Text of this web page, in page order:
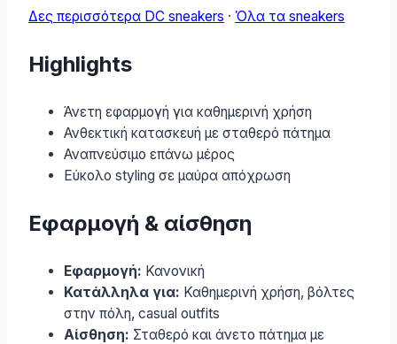
Δες περισσότερα DC sneakers · Όλα τα sneakers
Highlights
Άνετη εφαρμογή για καθημερινή χρήση
Ανθεκτική κατασκευή με σταθερό πάτημα
Αναπνεύσιμο επάνω μέρος
Εύκολο styling σε μαύρα απόχρωση
Εφαρμογή & αίσθηση
Εφαρμογή: Κανονική
Κατάλληλα για: Καθημερινή χρήση, βόλτες
στην πόλη, casual outfits
Αίσθηση: Σταθερό και άνετο πάτημα με